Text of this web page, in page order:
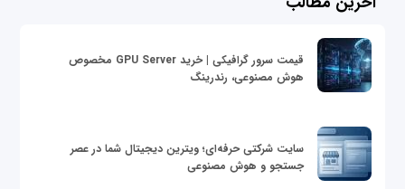
قیمت سرور گرافیکی | خرید GPU Server مخصوص
هوش مصنوعی، رندرینگ
سایت شرکتی حرفه‌ای؛ ویترین دیجیتال شما در عصر
جستجو و هوش مصنوعی